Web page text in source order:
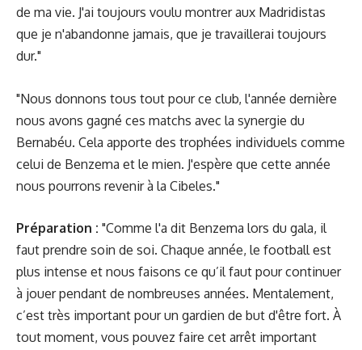
de ma vie. J'ai toujours voulu montrer aux Madridistas
que je n'abandonne jamais, que je travaillerai toujours
dur."
"Nous donnons tous tout pour ce club, l'année dernière
nous avons gagné ces matchs avec la synergie du
Bernabéu. Cela apporte des trophées individuels comme
celui de Benzema et le mien. J'espère que cette année
nous pourrons revenir à la Cibeles."
Préparation : "Comme l'a dit Benzema lors du gala, il
faut prendre soin de soi. Chaque année, le football est
plus intense et nous faisons ce qu’il faut pour continuer
à jouer pendant de nombreuses années. Mentalement,
c’est très important pour un gardien de but d'être fort. À
tout moment, vous pouvez faire cet arrêt important